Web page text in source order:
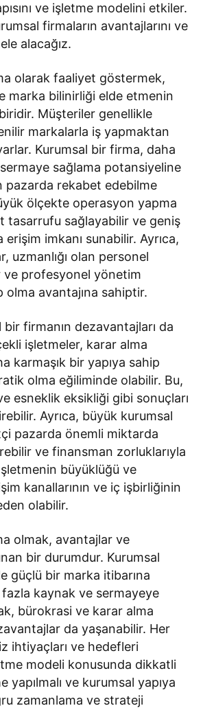
ve işletme modelini etkiler.
firmaların avantajlarını ve
alacağız.
olarak faaliyet göstermek,
marka bilinirliği elde etmenin
Müşteriler genellikle
markalarla iş yapmaktan
Kurumsal bir firma, daha
sağlama potansiyeline
pazarda rekabet edebilme
ölçekte operasyon yapma
tasarrufu sağlayabilir ve geniş
erişim imkanı sunabilir. Ayrıca,
uzmanlığı olan personel
ve profesyonel yönetim
olma avantajına sahiptir.
firmanın dezavantajları da
işletmeler, karar alma
karmaşık bir yapıya sahip
olma eğiliminde olabilir. Bu,
esneklik eksikliği gibi sonuçları
Ayrıca, büyük kurumsal
pazarda önemli miktarda
ve finansman zorluklarıyla
büyüklüğü ve
kanallarının ve iç işbirliğinin
olabilir.
olmak, avantajlar ve
bir durumdur. Kurumsal
güçlü bir marka itibarına
kaynak ve sermayeye
bürokrasi ve karar alma
da yaşanabilir. Her
ihtiyaçları ve hedefleri
modeli konusunda dikkatli
yapılmalı ve kurumsal yapıya
zamanlama ve strateji